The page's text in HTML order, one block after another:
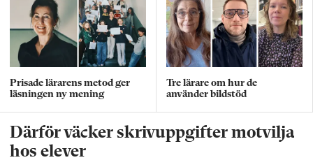
Prisade lärarens metod ger
läsningen ny mening
Tre lärare om hur de
använder bildstöd
Därför väcker skrivuppgifter motvilja
hos elever